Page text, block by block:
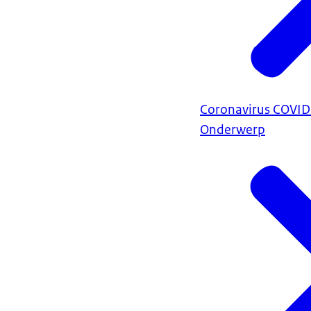
Coronavirus
Onderwerp